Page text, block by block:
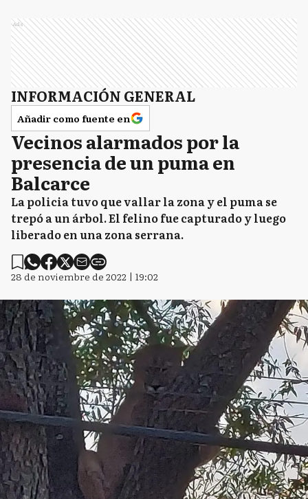
Ads
INFORMACIÓN GENERAL
Añadir como fuente en
Vecinos alarmados por la
presencia de un puma en
Balcarce
La policia tuvo que vallar la zona y el puma se
trepó a un árbol. El felino fue capturado y luego
liberado en una zona serrana.
28 de noviembre de 2022 | 19:02